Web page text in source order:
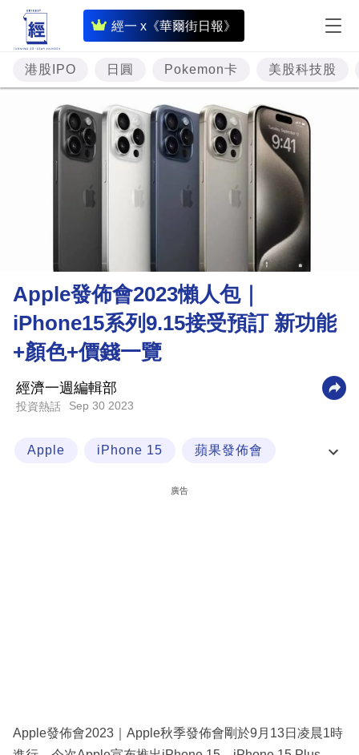
經一 x《華爾街日報》
即
時
財
經
專
理
財
商
業
科
技
場
港股IPO 日圓 Pokemon卡 美股科技股
Apple發佈會2023懶人包｜
iPhone15系列9.15接受預訂 新功能
+顏色+價錢一覽
經濟一週編輯部
投資熱話 Sep 30 2023
Apple iPhone 15 蘋果發佈會
廣告
Apple發佈會2023｜Apple秋季發佈會剛於9月13日凌晨1時